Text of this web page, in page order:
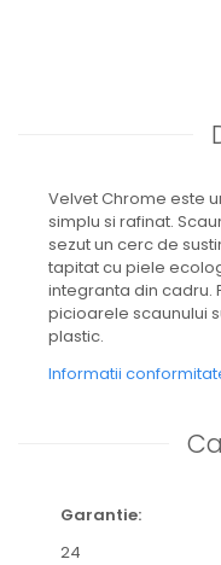
Velvet Chrome este
simplu si rafinat.
sezut un cerc de
tapitat cu piele
integranta din cadru.
picioarele scaunului
plastic.
Informatii
Garantie:
24